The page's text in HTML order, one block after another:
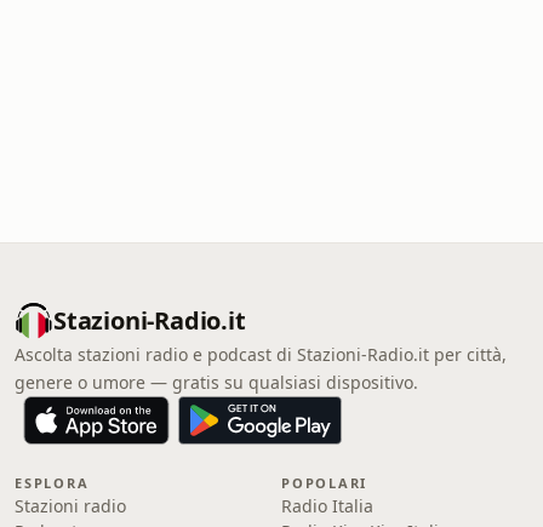
Stazioni-Radio.it
Ascolta stazioni radio e podcast di Stazioni-Radio.it per città,
genere o umore — gratis su qualsiasi dispositivo.
ESPLORA
Stazioni radio
POPOLARI
Radio Italia